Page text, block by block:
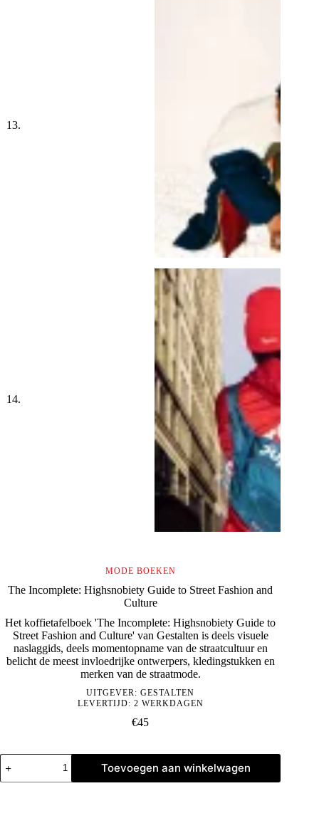
MODE BOEKEN
The Incomplete: Highsnobiety Guide to Street Fashion and
Culture
Het koffietafelboek 'The Incomplete: Highsnobiety Guide to
Street Fashion and Culture' van Gestalten is deels visuele
naslaggids, deels momentopname van de straatcultuur en
belicht de meest invloedrijke ontwerpers, kledingstukken en
merken van de straatmode.
UITGEVER:GESTALTEN
LEVERTIJD: 2 WERKDAGEN
€45
The
Incomplete:
Highsnobiety
Toevoegen aan winkelwagen